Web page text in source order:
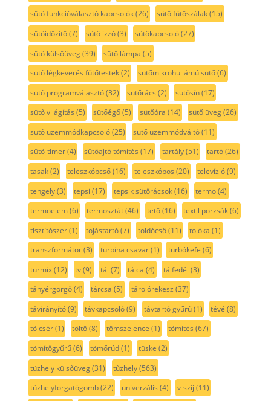
sütő funkcióválasztó kapcsolók(26) sütő fűtőszálak(15)
sütőidőzítő(7) sütő izzó(3) sütőkapcsoló(27)
sütő külsőüveg(39) sütő lámpa (5)
sütő légkeverés fűtőtestek(2) sütőmikrohullámú sütő(6)
sütő programválasztó(32) sütőrács (2) sütősín(17)
sütő világítás (5) sütőégő(5) sütőóra (14) sütő üveg(26)
sütő üzemmódkapcsoló(25) sütő üzemmódváltó(11)
sűtő-timer(4) sűtőajtó tömítés (17) tartály(51) tartó(26)
tasak(2) teleszkópcső(16) teleszkópos (20) televízió(9)
tengely(3) tepsi (17) tepsik sütőrácsok(16) termo(4)
termoelem(6) termosztát(46) tető(16) textil porzsák(6)
tisztítószer(1) tojástartó(7) toldócső(11) tolóka (1)
transzformátor(3) turbina csavar(1) turbókefe (6)
turmix(12) tv(9) tál (7) tálca (4) tálfedél (3)
tányérgörgő(4) tárcsa (5) tárolórekesz (37)
távirányító(9) távkapcsoló(9) távtartó gyűrű(1) tévé (8)
tölcsér(1) töltő(8) tömszelence (1) tömítés (67)
tömítőgyűrű(6) tömőrúd(1) tüske (2)
tüzhely külsőüveg(31) tűzhely(563)
tűzhelyforgatógomb(22) univerzális (4) v-szíj (11)